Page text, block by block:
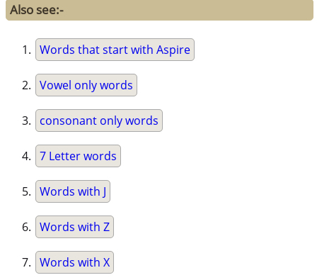
Also see:-
Words that start with Aspire
Vowel only words
consonant only words
7 Letter words
Words with J
Words with Z
Words with X